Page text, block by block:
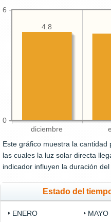
diciembre
0
6
4.8
Este gráfico muestra la
las cuales la luz solar directa
indicador influyen la duración
Estado del
ENERO
MAYO